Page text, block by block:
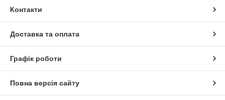
Контакти
Доставка та оплата
Графік роботи
Повна версія сайту